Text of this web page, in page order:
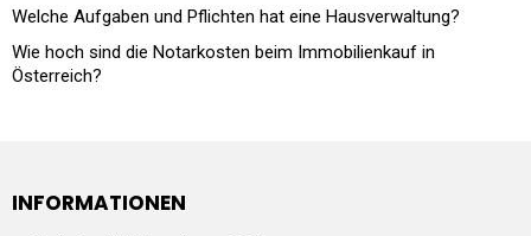
Welche Aufgaben und Pflichten hat eine Hausverwaltung?
Wie hoch sind die Notarkosten beim Immobilienkauf in
Österreich?
INFORMATIONEN